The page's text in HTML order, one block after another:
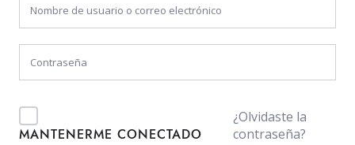
MANTENERME CONECTADO
¿Olvidaste la
contraseña?